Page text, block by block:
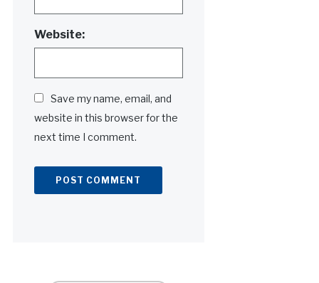
Website:
Save my name, email, and
website in this browser for the
next time I comment.